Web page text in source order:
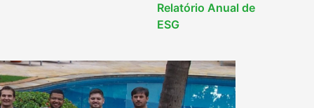
Relatório Anual de
ESG